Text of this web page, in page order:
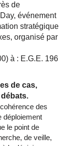
de
événement
stratégique
organisé par
à : E.G.E. 196
de cas,
des
déploiement
le point de
de veille,